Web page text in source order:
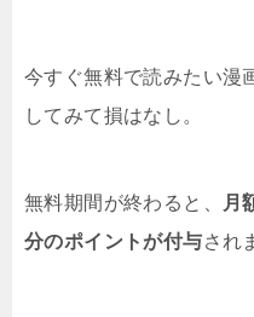
今すぐ無料で読みたい漫
してみて損はなし。
無料期間が終わると、
月
分のポイントが付与され